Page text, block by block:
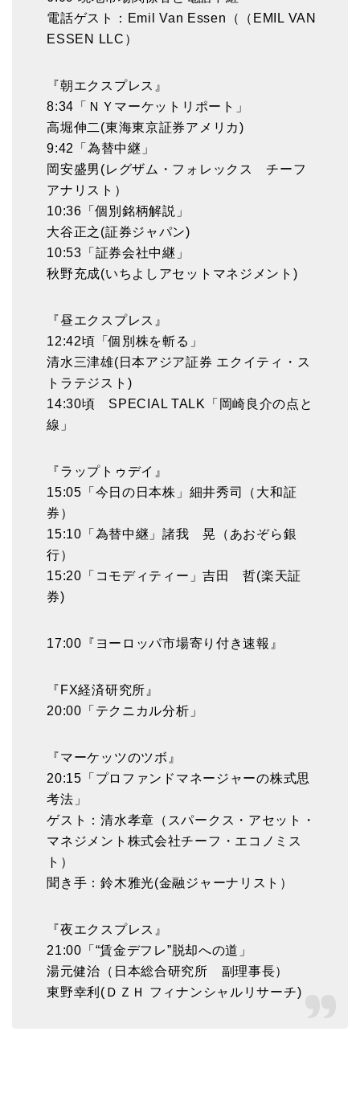
電話ゲスト：Emil Van Essen（（EMIL VAN
ESSEN LLC）
『朝エクスプレス』
8:34「ＮＹマーケットリポート」
高堀伸二(東海東京証券アメリカ)
9:42「為替中継」
岡安盛男(レグザム・フォレックス チーフ
アナリスト）
10:36「個別銘柄解説」
大谷正之(証券ジャパン)
10:53「証券会社中継」
秋野充成(いちよしアセットマネジメント)
『昼エクスプレス』
12:42頃「個別株を斬る」
清水三津雄(日本アジア証券 エクイティ・ス
トラテジスト)
14:30頃 SPECIAL TALK「岡崎良介の点と
線」
『ラップトゥデイ』
15:05「今日の日本株」細井秀司（大和証
券）
15:10「為替中継」諸我 晃（あおぞら銀
行）
15:20「コモディティー」吉田 哲(楽天証
券)
17:00『ヨーロッパ市場寄り付き速報』
『FX経済研究所』
20:00「テクニカル分析」
『マーケッツのツボ』
20:15「プロファンドマネージャーの株式思
考法」
ゲスト：清水孝章（スパークス・アセット・
マネジメント株式会社チーフ・エコノミス
ト）
聞き手：鈴木雅光(金融ジャーナリスト）
『夜エクスプレス』
21:00「“賃金デフレ”脱却への道」
湯元健治（日本総合研究所 副理事長）
東野幸利(ＤＺＨ フィナンシャルリサーチ)